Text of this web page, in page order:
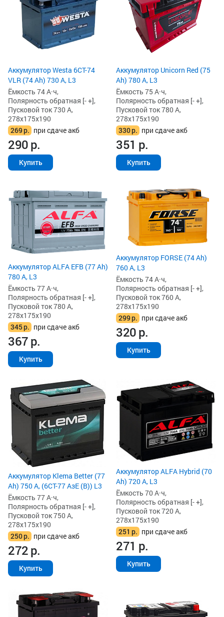
Аккумулятор Westa 6СТ-74
VLR (74 Ah) 730 А, L3
Ёмкость 74 А·ч,
Полярность обратная [- +],
Пусковой ток 730 А,
278x175x190
269р. при сдаче акб
290р.
Купить
Аккумулятор Unicorn Red (75
Ah) 780 А, L3
Ёмкость 75 А·ч,
Полярность обратная [- +],
Пусковой ток 780 А,
278x175x190
330р. при сдаче акб
351 р.
Купить
Аккумулятор ALFA EFB (77 Ah)
780 А, L3
Ёмкость 77 А·ч,
Полярность обратная [- +],
Пусковой ток 780 А,
278x175x190
345р. при сдаче акб
367р.
Купить
Аккумулятор FORSE (74 Ah)
760 А, L3
Ёмкость 74 А·ч,
Полярность обратная [- +],
Пусковой ток 760 А,
278x175x190
299р. при сдаче акб
320р.
Купить
Аккумулятор Klema Better (77
Ah) 750 А, (6СТ-77 АзЕ (B)) L3
Ёмкость 77 А·ч,
Полярность обратная [- +],
Пусковой ток 750 А,
278x175x190
250р. при сдаче акб
272р.
Купить
Аккумулятор ALFA Hybrid (70
Ah) 720 А, L3
Ёмкость 70 А·ч,
Полярность обратная [- +],
Пусковой ток 720 А,
278x175x190
251 р. при сдаче акб
271 р.
Купить